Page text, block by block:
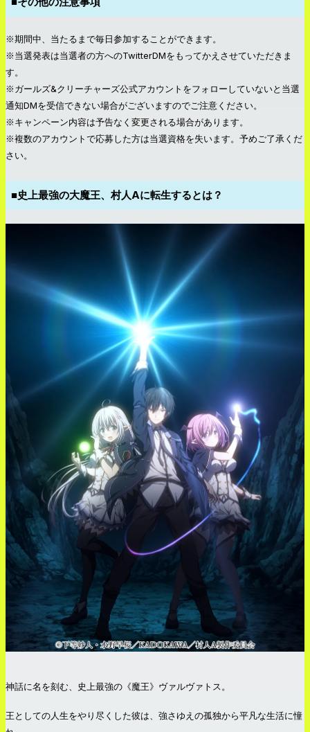
※期間中、当たるまで毎日参加することができます。
※当選発表は当選者の方へのTwitterDMをもってかえさせていただきま
す。
※ガールズ&クリーチャーズ公式アカウントをフォローしていないと当選
通知DMを受信できない場合がございますのでご注意ください。
※キャンペーン内容は予告なく変更される場合があります。
※複数のアカウントで応募した方は当選資格を失います。予めご了承くだ
さい。
■史上最強の大魔王、村人Aに転生するとは？
神話に名を刻む、史上最強の《魔王》ヴァルヴァトス。
王としての人生をやり尽くした彼は、強さゆえの孤独から平凡な生活に憧